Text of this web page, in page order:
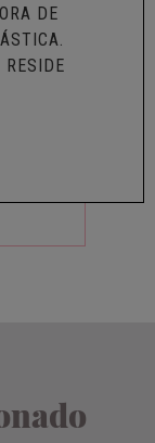
DE
RESIDE